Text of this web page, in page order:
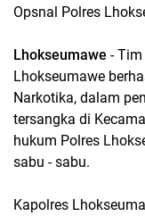
Opsnal Polres
Lhokseumawe -
Lhokseumawe
Narkotika, dalam
tersangka di
hukum Polres
sabu - sabu.
Kapolres